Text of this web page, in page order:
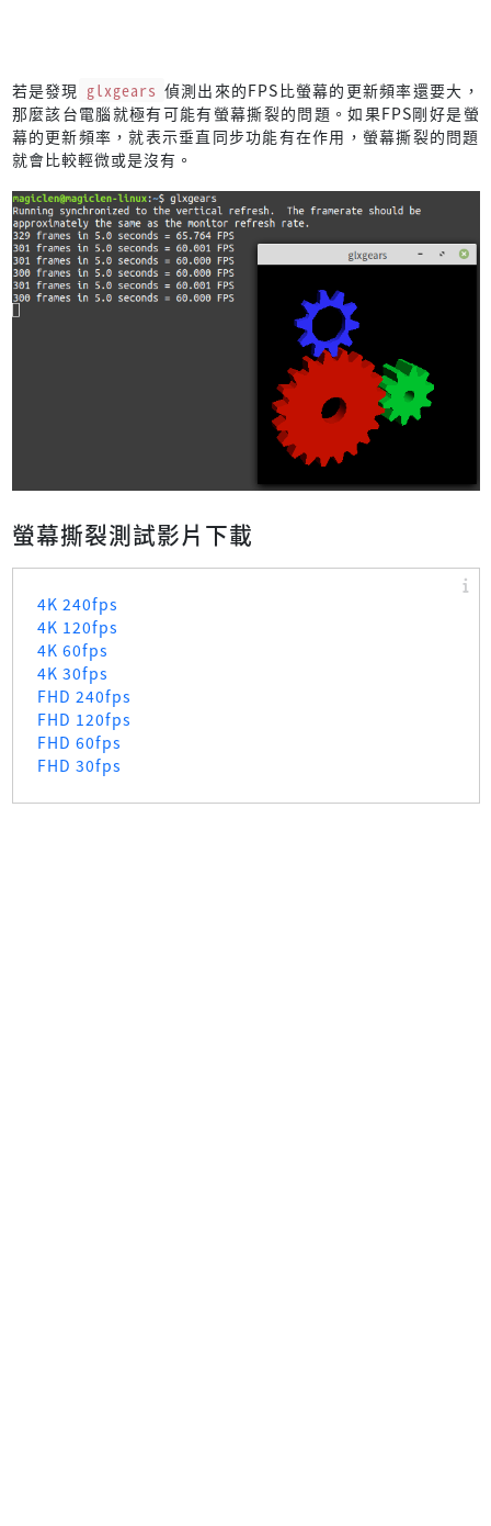
若是發現 glxgears 偵測出來的FPS比螢幕的更新頻率還要大，
那麼該台電腦就極有可能有螢幕撕裂的問題。如果FPS剛好是螢
幕的更新頻率，就表示垂直同步功能有在作用，螢幕撕裂的問題
就會比較輕微或是沒有。
螢幕撕裂測試影片下載
4K 240fps
4K 120fps
4K 60fps
4K 30fps
FHD 240fps
FHD 120fps
FHD 60fps
FHD 30fps